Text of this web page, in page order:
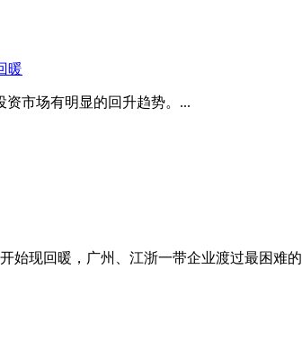
暖
市场有明显的回升趋势。...
始现回暖，广州、江浙一带企业渡过最困